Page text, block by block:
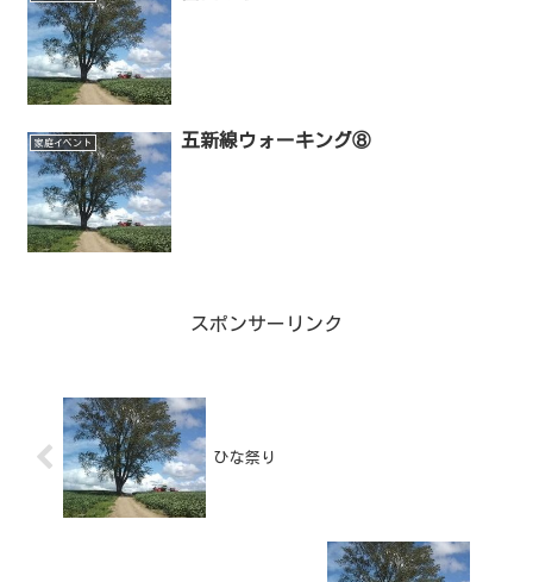
家庭イベント 五新線ウォーキング⑧
スポンサーリンク
ひな祭り